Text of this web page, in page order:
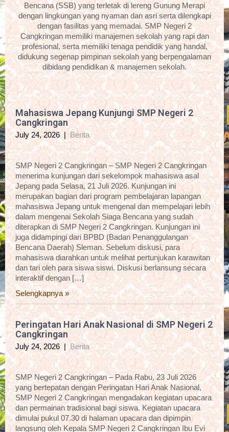
Bencana (SSB) yang terletak di lereng Gunung Merapi
dengan lingkungan yang nyaman dan asri serta dilengkapi
dengan fasilitas yang memadai. SMP Negeri 2
Cangkringan memiliki manajemen sekolah yang rapi dan
profesional, serta memiliki tenaga pendidik yang handal,
didukung segenap pimpinan sekolah yang berpengalaman
dibidang pendidikan & manajemen sekolah.
Mahasiswa Jepang Kunjungi SMP Negeri 2
Cangkringan
July 24, 2026 |Berita
SMP Negeri 2 Cangkringan – SMP Negeri 2 Cangkringan
menerima kunjungan dari sekelompok mahasiswa asal
Jepang pada Selasa, 21 Juli 2026. Kunjungan ini
merupakan bagian dari program pembelajaran lapangan
mahasiswa Jepang untuk mengenal dan mempelajari lebih
dalam mengenai Sekolah Siaga Bencana yang sudah
diterapkan di SMP Negeri 2 Cangkringan. Kunjungan ini
juga didampingi dari BPBD (Badan Penanggulangan
Bencana Daerah) Sleman. Sebelum diskusi, para
mahasiswa diarahkan untuk melihat pertunjukan karawitan
dan tari oleh para siswa siswi. Diskusi berlansung secara
interaktif dengan […]
Selengkapnya »
Peringatan Hari Anak Nasional di SMP Negeri 2
Cangkringan
July 24, 2026 | Berita
SMP Negeri 2 Cangkringan – Pada Rabu, 23 Juli 2026
yang bertepatan dengan Peringatan Hari Anak Nasional,
SMP Negeri 2 Cangkringan mengadakan kegiatan upacara
dan permainan tradisional bagi siswa. Kegiatan upacara
dimulai pukul 07.30 di halaman upacara dan dipimpin
langsung oleh Kepala SMP Negeri 2 Cangkringan Ibu Evi